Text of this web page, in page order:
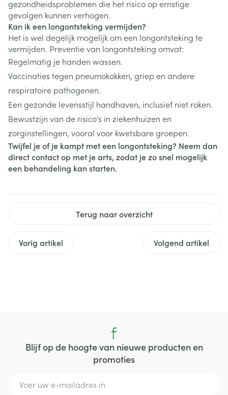
gezondheidsproblemen die het risico op ernstige
gevolgen kunnen verhogen.
Kan ik een longontsteking vermijden?
Het is wel degelijk mogelijk om een longontsteking te
vermijden. Preventie van longontsteking omvat:
Regelmatig je handen wassen.
Vaccinaties tegen pneumokokken, griep en andere
respiratoire pathogenen.
Een gezonde levensstijl handhaven, inclusief niet roken.
Bewustzijn van de risico's in ziekenhuizen en
zorginstellingen, vooral voor kwetsbare groepen.
Twijfel je of je kampt met een longontsteking? Neem dan
direct contact op met je arts, zodat je zo snel mogelijk
een behandeling kan starten.
Terug naar overzicht
Vorig artikel Volgend artikel
Blijf op de hoogte van nieuwe producten en
promoties